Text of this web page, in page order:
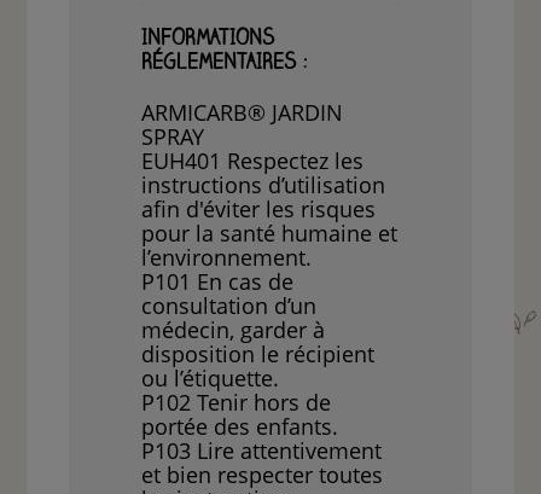
INFORMATIONS
RÉGLEMENTAIRES :
ARMICARB® JARDIN
SPRAY
EUH401 Respectez les
instructions d’utilisation
afin d'éviter les risques
pour la santé humaine et
l’environnement.
P101 En cas de
consultation d’un
médecin, garder à
disposition le récipient
ou l’étiquette.
P102 Tenir hors de
portée des enfants.
P103 Lire attentivement
et bien respecter toutes